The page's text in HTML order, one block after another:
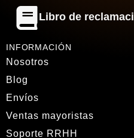
Libro de
INFORMACIÓN
Nosotros
Blog
Envíos
Ventas mayoristas
Soporte RRHH